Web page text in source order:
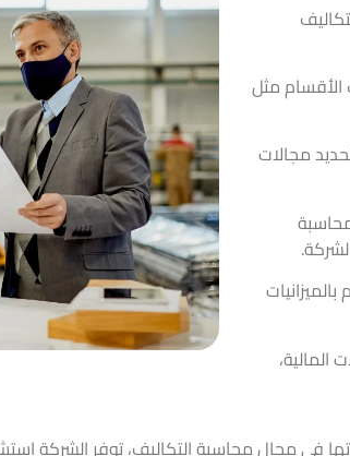
الأقسام مثل
مجالات
في مجال محاسبة التكاليف، توفر الشركة